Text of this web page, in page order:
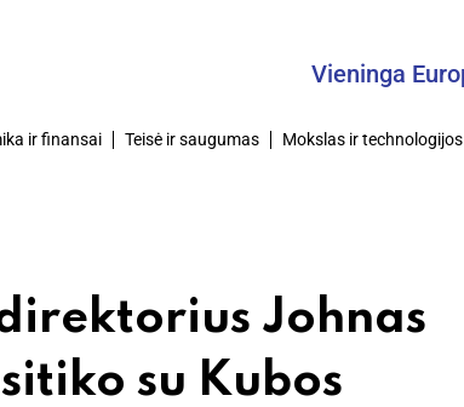
Vieninga Europa –
ir finansai Teisė ir saugumas Mokslas ir technologijos
Johnas
su Kubos